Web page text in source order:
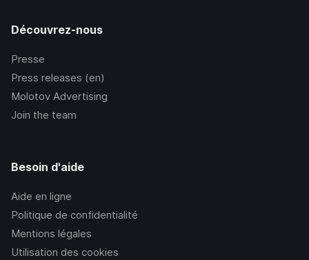
Découvrez-nous
Presse
Press releases (en)
Molotov Advertising
Join the team
Besoin d'aide
Aide en ligne
Politique de confidentialité
Mentions légales
Utilisation des cookies